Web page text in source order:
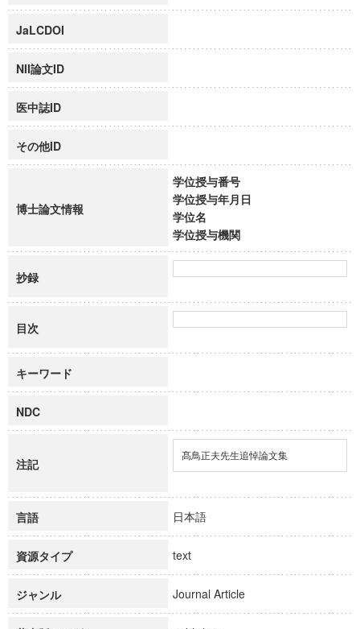
JaLCDOI
NII論文ID
医中誌ID
その他ID
博士論文情報
学位授与番号
学位授与年月日
学位名
学位授与機関
抄録
目次
キーワード
NDC
注記
髙鳥正夫先生追悼論文集
言語 日本語
資源タイプ text
ジャンル Journal Article